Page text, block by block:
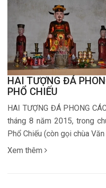
HAI TƯỢNG ĐÁ
PHỔ CHIẾU
HAI TƯỢNG ĐÁ PHONG
tháng 8 năm 2015, trong
Phổ Chiếu (còn gọi chùa
Xem thêm